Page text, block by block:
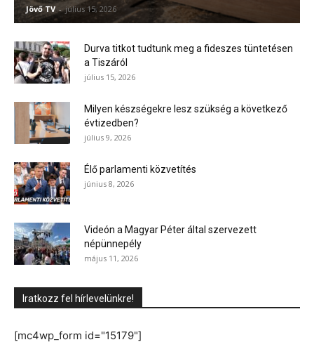
Jövő TV - július 15, 2026
Durva titkot tudtunk meg a fideszes tüntetésen
a Tiszáról
július 15, 2026
Milyen készségekre lesz szükség a következő
évtizedben?
július 9, 2026
Élő parlamenti közvetítés
június 8, 2026
Videón a Magyar Péter által szervezett
népünnepély
május 11, 2026
Iratkozz fel hírlevelünkre!
[mc4wp_form id="15179"]